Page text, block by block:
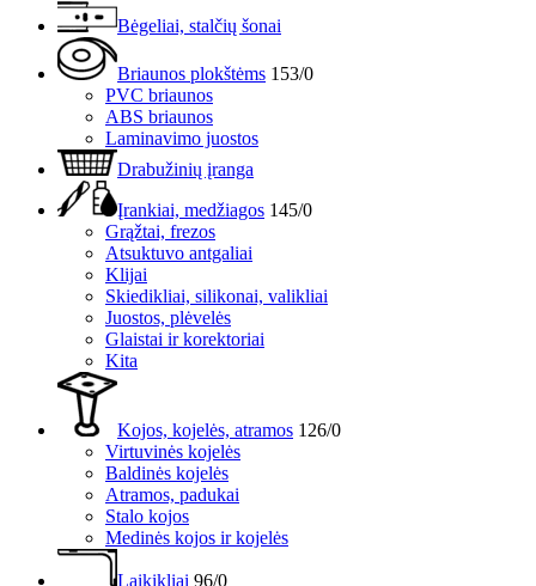
Bėgeliai, stalčių šonai
Briaunos plokštėms 153/0
PVC briaunos
ABS briaunos
Laminavimo juostos
Drabužinių įranga
Įrankiai, medžiagos 145/0
Grąžtai, frezos
Atsuktuvo antgaliai
Klijai
Skiedikliai, silikonai, valikliai
Juostos, plėvelės
Glaistai ir korektoriai
Kita
Kojos, kojelės, atramos 126/0
Virtuvinės kojelės
Baldinės kojelės
Atramos, padukai
Stalo kojos
Medinės kojos ir kojelės
Laikikliai 96/0